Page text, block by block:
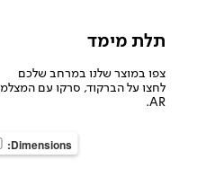
תלת מימד
צפו במוצר שלנו במרחב שלכם
לחצו על הברקוד, סרקו עם
AR.
Dimensions: